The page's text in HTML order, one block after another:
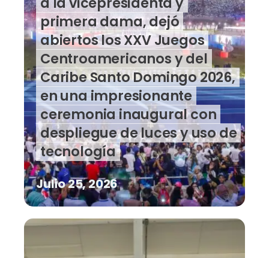
primera dama, dejó
abiertos los XXV Juegos
Centroamericanos y del
Caribe Santo Domingo 2026,
en una impresionante
ceremonia inaugural con
despliegue de luces y uso de
tecnología
Julio 25, 2026